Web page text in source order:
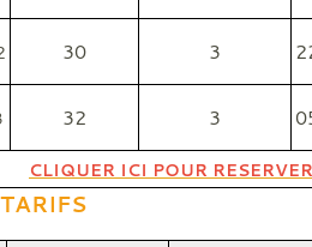
30 3
32 3
CLIQUER ICI POUR
TARIFS